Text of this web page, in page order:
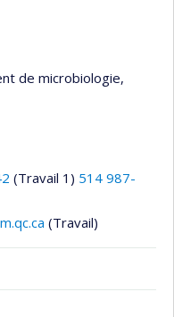
de microbiologie,
(Travail 1) 514 987-
(Travail)